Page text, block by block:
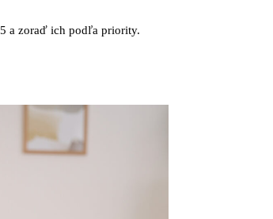
a zoraď ich podľa priority.